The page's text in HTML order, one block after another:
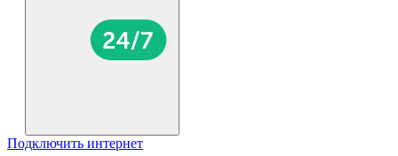
Подключить интернет